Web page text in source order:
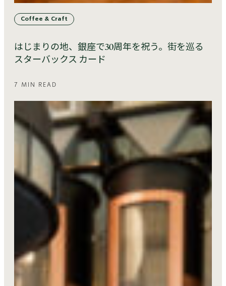
Coffee & Craft
はじまりの地、銀座で30周年を祝う。街を巡る
スターバックス カード
7 MIN READ